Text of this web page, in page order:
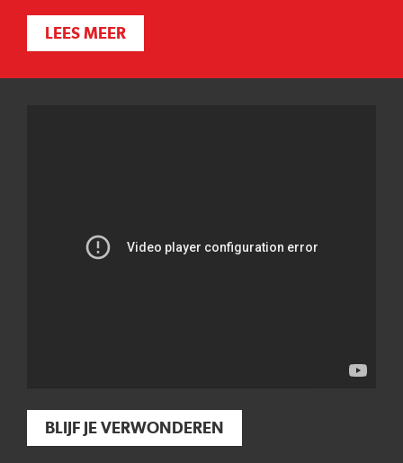
LEES MEER
BLIJF JE VERWONDEREN